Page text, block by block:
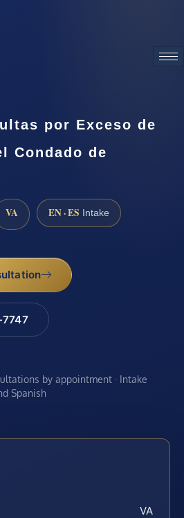
por Exceso de
Condado de
VA EN · ES Intake
by appointment · Intake
Spanish
VA